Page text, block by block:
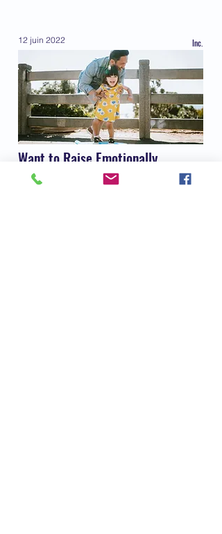
12 juin 2022 Inc.
Want to Raise Emotionally
Intelligent Kids? A New